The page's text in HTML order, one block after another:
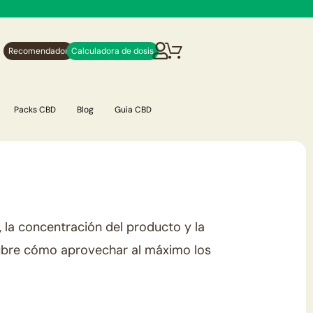
Recomendador Calculadora de dosis
Packs CBD Blog Guia CBD
la concentración del producto y la
cómo aprovechar al máximo los